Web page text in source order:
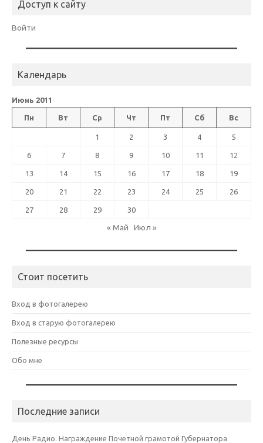
Доступ к сайту
Войти
Календарь
Июнь 2011
Пн Вт Ср Чт Пт Сб Вс
1 2 3 4 5
6 7 8 9 10 11 12
13 14 15 16 17 18 19
20 21 22 23 24 25 26
27 28 29 30
« Май Июл »
Стоит посетить
Вход в фотогалерею
Вход в старую фотогалерею
Полезные ресурсы
Обо мне
Последние записи
День Радио. Награждение Почетной грамотой Губернатора